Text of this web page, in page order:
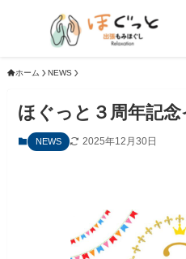
ホーム NEWS
ほぐっと３周年記
NEWS 2025年12月30日